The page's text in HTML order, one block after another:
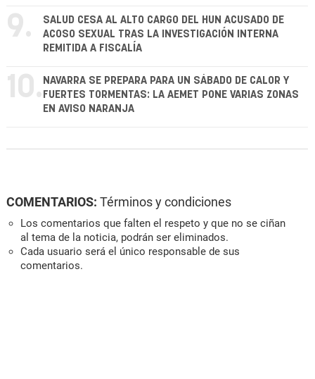
9.
SALUD CESA AL ALTO CARGO DEL HUN ACUSADO DE
ACOSO SEXUAL TRAS LA INVESTIGACIÓN INTERNA
REMITIDA A FISCALÍA
10. NAVARRA SE PREPARA PARA UN SÁBADO DE CALOR Y
FUERTES TORMENTAS: LA AEMET PONE VARIAS ZONAS
EN AVISO NARANJA
COMENTARIOS: Términos y condiciones
Los comentarios que falten el respeto y que no se ciñan
al tema de la noticia, podrán ser eliminados.
Cada usuario será el único responsable de sus
comentarios.